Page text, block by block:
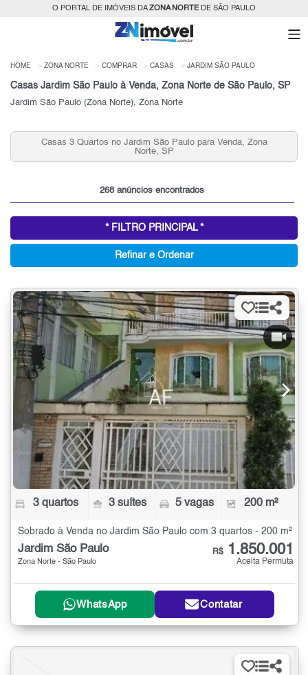
O PORTAL DE IMÓVEIS DAZONA NORTEDE SÃO PAULO
HOME ZONA NORTE COMPRAR CASAS JARDIM SÃO PAULO
Casas Jardim São Paulo à Venda, Zona Norte de São Paulo, SP
Jardim São Paulo (Zona Norte), Zona Norte
Casas que Aceitam Permuta no Jardim São Paulo,
Norte, SP para Venda
268 anúncios encontrados
* FILTRO PRINCIPAL *
Refinar e Ordenar
3 quartos 3 suítes 5 vagas 200 m²
Sobrado à Venda no Jardim São Paulo com 3 quartos - 200 m²
Jardim São Paulo
Zona Norte - São Paulo
R$ 1.850.001
Aceita Permuta
WhatsApp Contatar